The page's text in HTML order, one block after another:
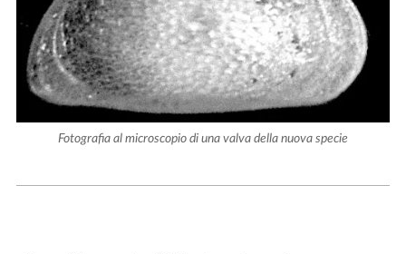
Fotografia al microscopio di una valva della nuova specie